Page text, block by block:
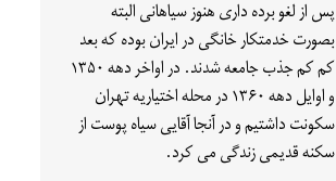
پس از لغو برده داری هنوز سیاهانی البته
بصورت خدمتکار خانگی در ایران بوده که بعد
کم کم جذب جامعه شدند. در اواخر دهه ۱۳۵۰
و اوایل دهه ۱۳۶۰ در محله اختیاریه تهران
سکونت داشتیم و در آنجا آقایی سیاه پوست از
سکنه قدیمی زندگی می کرد.